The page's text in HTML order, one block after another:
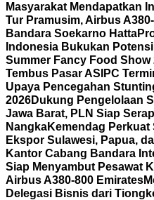
Masyarakat Mendapatkan
Tur Pramusim, Airbus
Bandara Soekarno Hatta
Indonesia Bukukan
Summer Fancy Food
Tembus Pasar AS IPC
Upaya Pencegahan
2026Dukung Pengelolaan
Jawa Barat, PLN Siap
NangkaKemendag
Ekspor Sulawesi, Papua,
Kantor Cabang Bandara
Siap Menyambut Pesawat
Airbus A380-800 Emirates
Delegasi Bisnis dari